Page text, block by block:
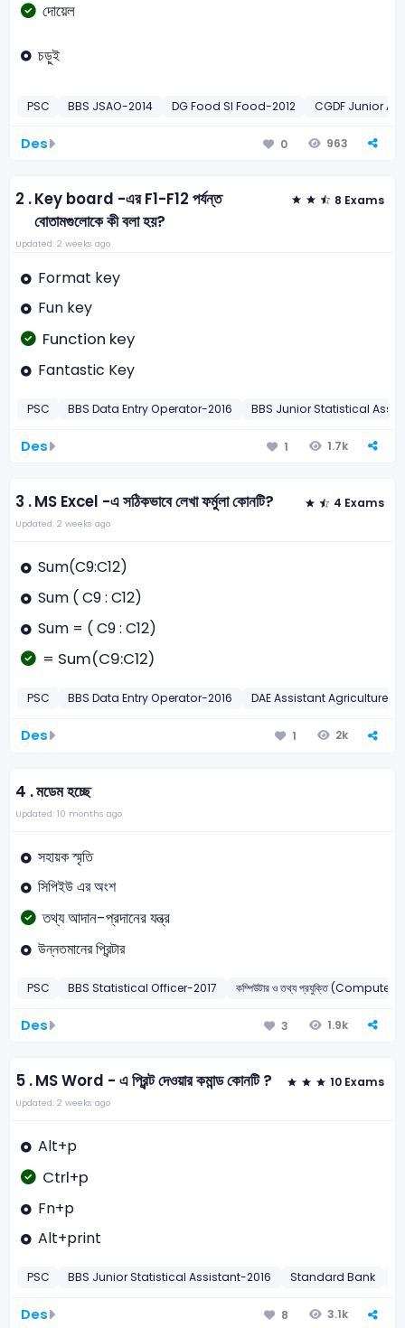
দোয়েল
চড়ুই
PSC BBS JSAO-2014 DG Food SI Food-2012 CGDF Junior
Des 0 963
2 .Key board -এর F1-F12 পর্যন্ত
বোতামগুলোকে কী বলা হয়?
8 Exams
Updated: 2 weeks ago
Format key
Fun key
Function key
Fantastic Key
PSC BBS Data Entry Operator-2016 BBS Junior Statistical
Des 1 1.7k
3 .MS Excel -এ সঠিকভাবে লেখা ফর্মুলা কোনটি? 4 Exams
Updated: 2 weeks ago
Sum(C9:C12)
Sum ( C9 : C12)
Sum = ( C9 : C12)
= Sum(C9:C12)
PSC BBS Data Entry Operator-2016 DAE Assistant Agriculture
Des 1 2k
4 .মডেম হচ্ছে
Updated: 10 months ago
সহায়ক স্মৃতি
সিপিইউ এর অংশ
তথ্য আদান-প্রদানের যন্ত্র
উন্নতমানের প্রিন্টার
PSC BBS Statistical Officer-2017 কম্পিউটার ও তথ্য প্রযুক্তি (Computer
Des 3 1.9k
5 .MS Word - এ প্রিন্ট দেওয়ার কমান্ড কোনটি ? 10 Exams
Updated: 2 weeks ago
Alt+p
Ctrl+p
Fn+p
Alt+print
PSC BBS Junior Statistical Assistant-2016 Standard Bank
Des 8 3.1k